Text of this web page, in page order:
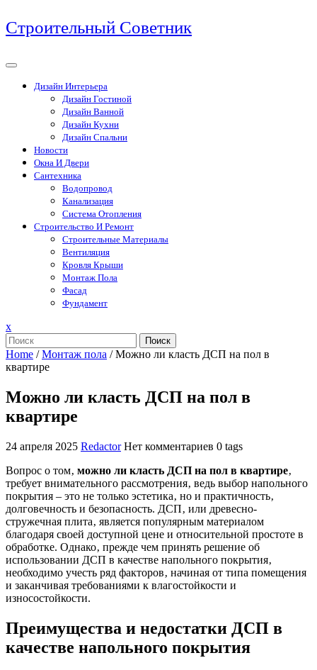
Перейти
к
Строительный Советник
Дизайн Интерьера
Дизайн Гостиной
Дизайн Ванной
Дизайн Кухни
Дизайн Спальни
Новости
Окна И Двери
Сантехника
Водопровод
Канализация
Система Отопления
Строительство И Ремонт
Строительные Материалы
Вентиляция
Кровля Крыши
Монтаж Пола
Фасад
Фундамент
xЗакрыть
меню
Поиск
Home /Монтаж пола /Можно ли класть ДСП на пол в
квартире
Можно ли класть ДСП на пол в
квартире
24 апреля 2025 Redactor Нет комментариев 0 tags
Вопрос о том‚ можно ли класть ДСП на пол в квартире‚
требует внимательного рассмотрения‚ ведь выбор напольного
покрытия – это не только эстетика‚ но и практичность‚
долговечность и безопасность. ДСП‚ или древесно-
стружечная плита‚ является популярным материалом
благодаря своей доступной цене и относительной простоте в
обработке. Однако‚ прежде чем принять решение об
использовании ДСП в качестве напольного покрытия‚
необходимо учесть ряд факторов‚ начиная от типа помещения
и заканчивая требованиями к влагостойкости и
износостойкости.
Преимущества и недостатки ДСП в
качестве напольного покрытия